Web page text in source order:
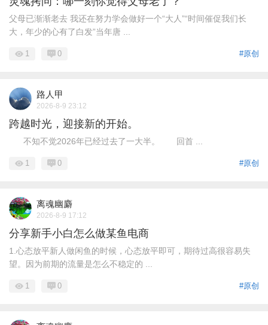
父母已渐渐老去 我还在努力学会做好一个“大人”“时间催促我们长
大，年少的心有了白发”当年唐 ...
#原创
1 0
路人甲
2026-8-9 23:12
跨越时光，迎接新的开始。
不知不觉2026年已经过去了一大半。 回首 ...
#原创
1 0
离魂幽麝
2026-8-9 17:12
分享新手小白怎么做某鱼电商
1.心态放平新人做闲鱼的时候，心态放平即可，期待过高很容易失
望。因为前期的流量是怎么不稳定的 ...
#原创
1 0